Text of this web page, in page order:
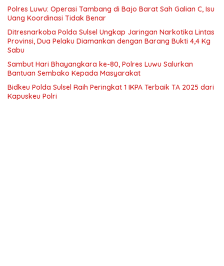
Polres Luwu: Operasi Tambang di Bajo Barat Sah Galian C, Isu
Uang Koordinasi Tidak Benar
Ditresnarkoba Polda Sulsel Ungkap Jaringan Narkotika Lintas
Provinsi, Dua Pelaku Diamankan dengan Barang Bukti 4,4 Kg
Sabu
Sambut Hari Bhayangkara ke-80, Polres Luwu Salurkan
Bantuan Sembako Kepada Masyarakat
Bidkeu Polda Sulsel Raih Peringkat 1 IKPA Terbaik TA 2025 dari
Kapuskeu Polri